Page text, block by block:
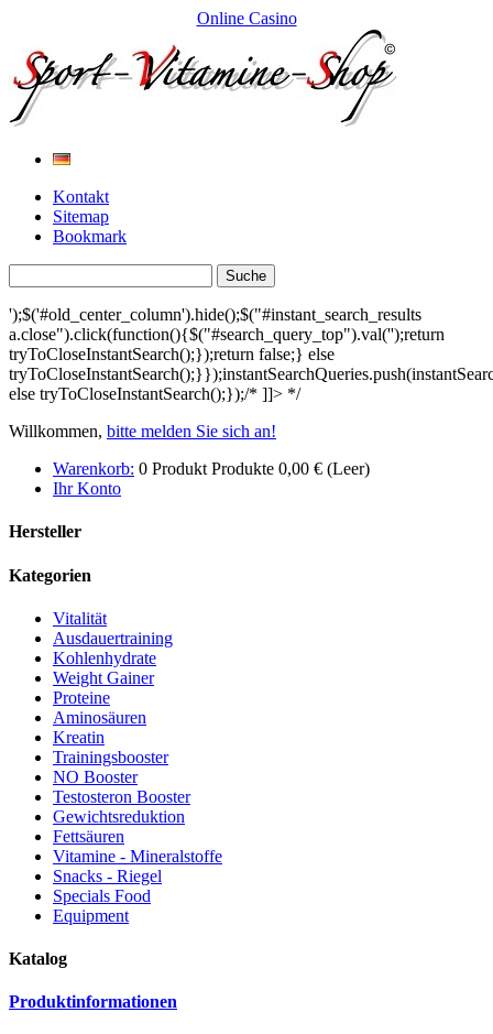
Online Casino
Kontakt
Sitemap
Bookmark
');$('#old_center_column').hide();$("#instant_search_results
a.close").click(function(){$("#search_query_top").val('');return
tryToCloseInstantSearch();});return false;} else
else tryToCloseInstantSearch();});/* ]]> */
Willkommen, bitte melden Sie sich an!
Warenkorb: 0 Produkt Produkte 0,00 € (Leer)
Ihr Konto
Hersteller
Kategorien
Vitalität
Ausdauertraining
Kohlenhydrate
Weight Gainer
Proteine
Aminosäuren
Kreatin
Trainingsbooster
NO Booster
Testosteron Booster
Gewichtsreduktion
Fettsäuren
Vitamine - Mineralstoffe
Snacks - Riegel
Specials Food
Equipment
Katalog
Produktinformationen